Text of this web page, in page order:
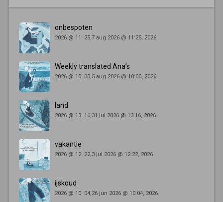
onbespoten
2026 @ 11: 25,7 aug 2026 @ 11:25, 2026
Weekly translated Ana’s
2026 @ 10: 00,5 aug 2026 @ 10:00, 2026
land
2026 @ 13: 16,31 jul 2026 @ 13:16, 2026
vakantie
2026 @ 12: 22,3 jul 2026 @ 12:22, 2026
ijskoud
2026 @ 10: 04,26 jun 2026 @ 10:04, 2026